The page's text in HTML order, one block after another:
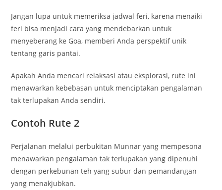
Jangan lupa untuk memeriksa jadwal feri, karena menaiki
feri bisa menjadi cara yang mendebarkan untuk
menyeberang ke Goa, memberi Anda perspektif unik
tentang garis pantai.
Apakah Anda mencari relaksasi atau eksplorasi, rute ini
menawarkan kebebasan untuk menciptakan pengalaman
tak terlupakan Anda sendiri.
Contoh Rute 2
Perjalanan melalui perbukitan Munnar yang mempesona
menawarkan pengalaman tak terlupakan yang dipenuhi
dengan perkebunan teh yang subur dan pemandangan
yang menakjubkan.